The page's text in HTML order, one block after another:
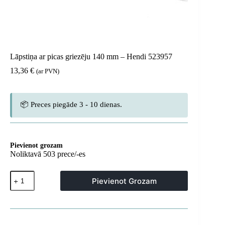
Lāpstiņa ar picas griezēju 140 mm – Hendi 523957
13,36 € (ar PVN)
📦 Preces piegāde 3 - 10 dienas.
Pievienot grozam
Noliktavā 503 prece/-es
Lāpstiņa
ar
picas
140
Pievienot Grozam